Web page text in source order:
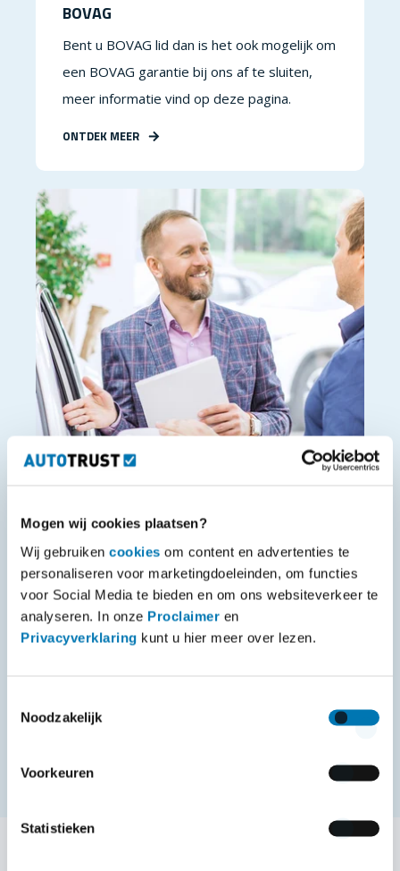
Mogen wij cookies plaatsen?
Wij gebruiken cookies om content en advertenties te
personaliseren voor marketingdoeleinden, om functies
voor Social Media te bieden en om ons websiteverkeer te
analyseren. In onze Proclaimer en
Privacyverklaring kunt u hier meer over lezen.
Noodzakelijk
Voorkeuren
Statistieken
BOVAG
Bent u BOVAG lid dan is het ook mogelijk om
een BOVAG garantie bij ons af te sluiten,
meer informatie vind op deze pagina.
ONTDEK MEER
Op maat gemaakt
Wij hebben ook de mogelijkheden voor
dienstverlening op maat, meer over deze
mogelijkheden vind je op deze pagina.